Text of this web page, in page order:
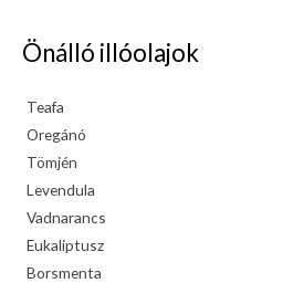
Önálló illóolajok
Teafa
Oregánó
Tömjén
Levendula
Vadnarancs
Eukaliptusz
Borsmenta